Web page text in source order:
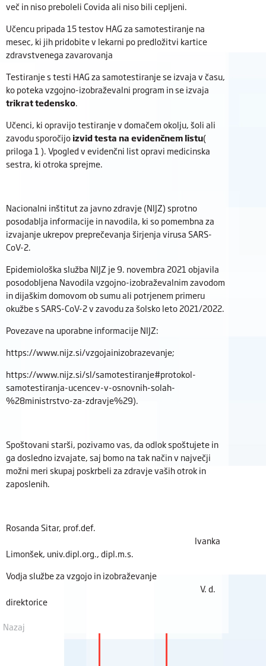
več in niso preboleli Covida ali niso bili cepljeni.
Učencu pripada 15 testov HAG za samotestiranje na
mesec, ki jih pridobite v lekarni po predložitvi kartice
zdravstvenega zavarovanja
Testiranje s testi HAG za samotestiranje se izvaja v času,
ko poteka vzgojno-izobraževalni program in se izvaja
trikrat tedensko.
Učenci, ki opravijo testiranje v domačem okolju, šoli ali
zavodu sporočijoizvid testa na evidenčnemlistu(
priloga 1 ). Vpogled v evidenčni list opravi medicinska
sestra, ki otroka sprejme.
Nacionalni inštitut za javno zdravje (NIJZ) sprotno
posodablja informacije in navodila, ki so pomembna za
izvajanje ukrepov preprečevanja širjenja virusa SARS-
CoV-2.
Epidemiološka služba NIJZ je 9. novembra 2021 objavila
posodobljena Navodila vzgojno-izobraževalnim zavodom
in dijaškim domovom ob sumu ali potrjenem primeru
okužbe s SARS-CoV-2 v zavodu za šolsko leto 2021/2022.
Povezave na uporabne informacije NIJZ:
https://www.nijz.si/vzgojainizobrazevanje;
https://www.nijz.si/sl/samotestiranje#protokol-
samotestiranja-ucencev-v-osnovnih-solah-
%28ministrstvo-za-zdravje%29).
Spoštovani starši, pozivamo vas, da odlok spoštujete in
ga dosledno izvajate, saj bomo na tak način v največji
možni meri skupaj poskrbeli za zdravje vaših otrok in
zaposlenih.
Rosanda Sitar, prof.def.
Ivanka
Limonšek, univ.dipl.org., dipl.m.s.
Vodja službe za vzgojo in izobraževanje
V. d.
direktorice
Nazaj